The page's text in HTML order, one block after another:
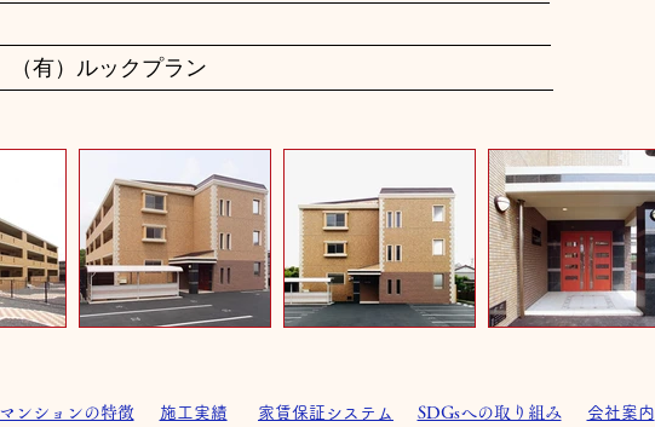
（有）ルックプラン
ンションの特徴 施工実績 家賃保証システム SDGsへの取り組み 会社案内